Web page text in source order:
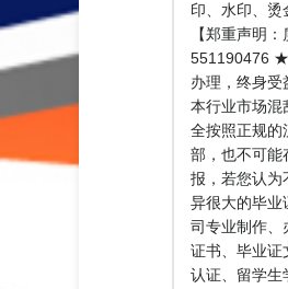
印、水印、烫
【郑重声明
551190476
办理，终身
本行业市场
全按照正规的
部，也不可
报，若您认为
异很大的毕业
司专业制作、
证书、毕业证
认证、留学生